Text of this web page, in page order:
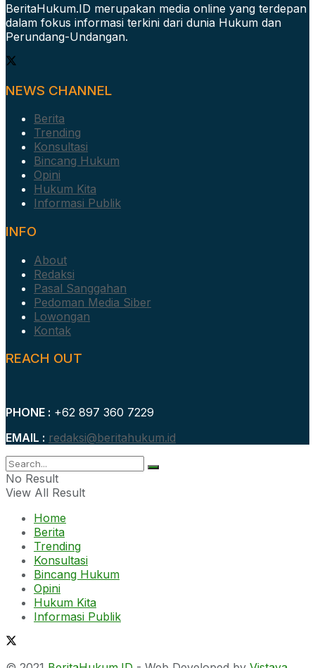
BeritaHukum.ID merupakan media online yang terdepan
dalam fokus informasi terkini dari dunia Hukum dan
Perundang-Undangan.
NEWS CHANNEL
Berita
Trending
Konsultasi
Bincang Hukum
Opini
Hukum Kita
Informasi Publik
INFO
About
Redaksi
Pasal Sanggahan
Pedoman Media Siber
Lowongan
Kontak
REACH OUT
PHONE : +62 897 360 7229
EMAIL : redaksi@beritahukum.id
No Result
View All Result
Home
Berita
Trending
Konsultasi
Bincang Hukum
Opini
Hukum Kita
Informasi Publik